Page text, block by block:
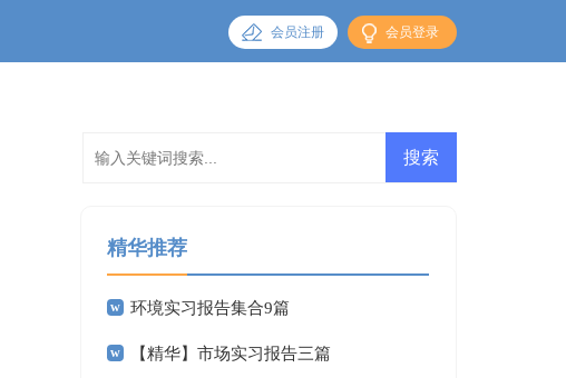
会员登录
会员注册
精华推荐
环境实习报告集合9篇
【精华】市场实习报告三篇